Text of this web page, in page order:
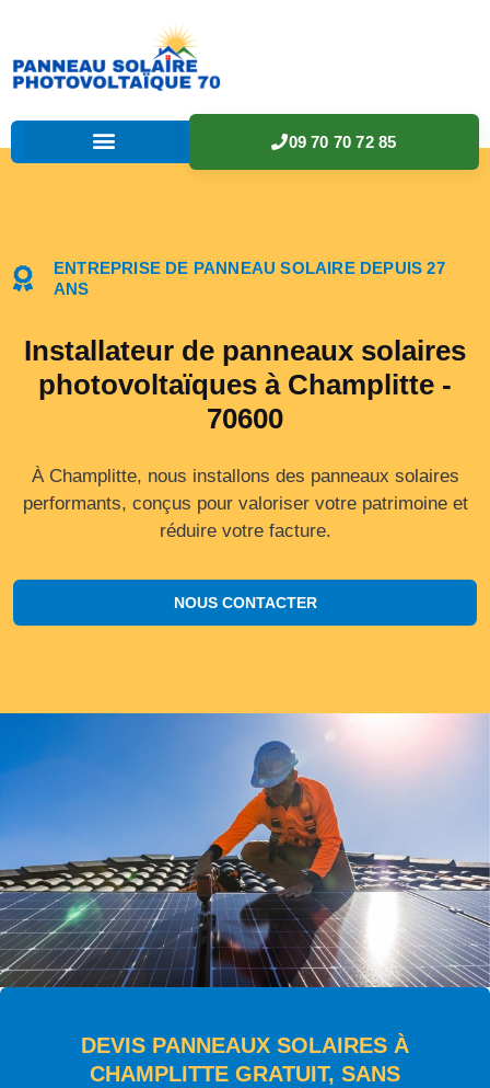
09 70 70 72 85
ENTREPRISE DE PANNEAU SOLAIRE DEPUIS 27
ANS
Installateur de panneaux solaires
photovoltaïques à Champlitte -
70600
À Champlitte, nous installons des panneaux solaires
performants, conçus pour valoriser votre patrimoine et
réduire votre facture.
NOUS CONTACTER
DEVIS PANNEAUX SOLAIRES À
CHAMPLITTE GRATUIT, SANS